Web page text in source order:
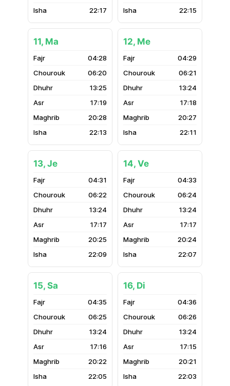
22:17
22:15
11, Ma
04:28
06:20
13:25
17:19
20:28
22:13
12, Me
04:29
06:21
13:24
17:18
20:27
22:11
13, Je
04:31
06:22
13:24
17:17
20:25
22:09
14, Ve
04:33
06:24
13:24
17:17
20:24
22:07
15, Sa
04:35
06:25
13:24
17:16
20:22
22:05
16, Di
04:36
06:26
13:24
17:15
20:21
22:03